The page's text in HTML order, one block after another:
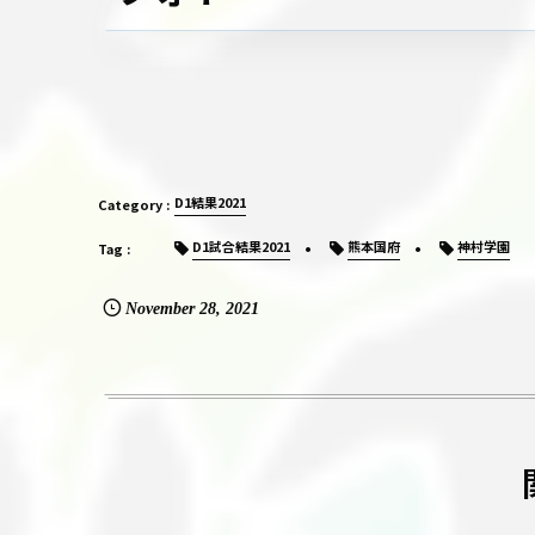
D1結果2021
D1試合結果2021 熊本国府 神村学園
November 28,2021